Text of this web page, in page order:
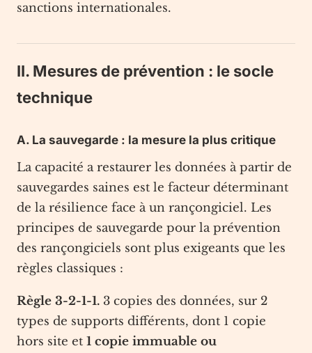
sanctions internationales.
II. Mesures de prévention : le socle
technique
A. La sauvegarde : la mesure la plus critique
La capacité a restaurer les données à partir de
sauvegardes saines est le facteur déterminant
de la résilience face à un rançongiciel. Les
principes de sauvegarde pour la prévention
des rançongiciels sont plus exigeants que les
règles classiques :
Règle 3-2-1-1. 3 copies des données, sur 2
types de supports différents, dont 1 copie
hors site et 1 copie immuable ou